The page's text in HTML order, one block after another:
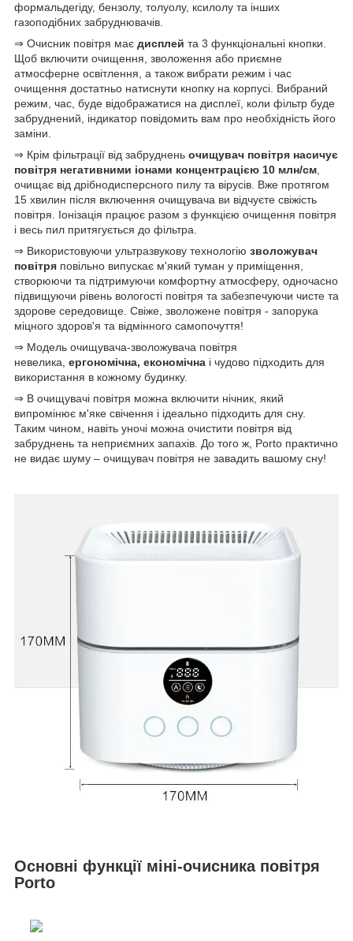
формальдегіду, бензолу, толуолу, ксилолу та інших
газоподібних забруднювачів.
⇒ Очисник повітря має дисплей та 3 функціональні кнопки.
Щоб включити очищення, зволоження або приємне
атмосферне освітлення, а також вибрати режим і час
очищення достатньо натиснути кнопку на корпусі. Вибраний
режим, час, буде відображатися на дисплеї, коли фільтр буде
забруднений, індикатор повідомить вам про необхідність його
заміни.
⇒ Крім фільтрації від забруднень очищувач повітря насичує
повітря негативними іонами концентрацією 10 млн/см,
очищає від дрібнодисперсного пилу та вірусів. Вже протягом
15 хвилин після включення очищувача ви відчуєте свіжість
повітря. Іонізація працює разом з функцією очищення повітря
і весь пил притягується до фільтра.
⇒ Використовуючи ультразвукову технологію зволожувач
повітря повільно випускає м'який туман у приміщення,
створюючи та підтримуючи комфортну атмосферу, одночасно
підвищуючи рівень вологості повітря та забезпечуючи чисте та
здорове середовище. Свіже, зволожене повітря - запорука
міцного здоров'я та відмінного самопочуття!
⇒ Модель очищувача-зволожувача повітря
невелика, ергономічна, економічна і чудово підходить для
використання в кожному будинку.
⇒ В очищувачі повітря можна включити нічник, який
випромінює м'яке свічення і ідеально підходить для сну.
Таким чином, навіть уночі можна очистити повітря від
забруднень та неприємних запахів. До того ж, Porto практично
не видає шуму – очищувач повітря не завадить вашому сну!
Основні функції міні-очисника повітря
Porto